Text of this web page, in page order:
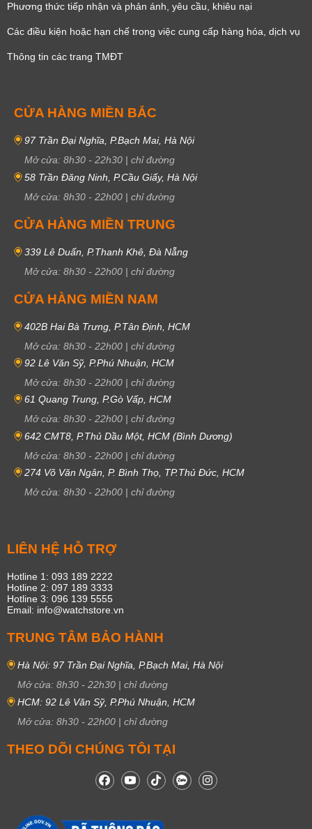
Phương thức tiếp nhận và phản ánh, yêu cầu, khiêu nại
Các điều kiện hoặc hạn chế trong việc cung cấp hàng hóa, dịch vụ
Thông tin các trang TMĐT
CỬA HÀNG MIỀN BẮC
97 Trần Đại Nghĩa, P.Bạch Mai, Hà Nội
Mở cửa: 8h30 - 22h30 | chỉ đường
58 Trần Đăng Ninh, P.Cầu Giấy, Hà Nội
Mở cửa: 8h30 - 22h00 | chỉ đường
CỬA HÀNG MIỀN TRUNG
339 Lê Duẩn, P.Thanh Khê, Đà Nẵng
Mở cửa: 8h30 - 22h00 | chỉ đường
CỬA HÀNG MIỀN NAM
402B Hai Bà Trưng, P.Tân Định, HCM
Mở cửa: 8h30 - 22h00 | chỉ đường
92 Lê Văn Sỹ, P.Phú Nhuận, HCM
Mở cửa: 8h30 - 22h00 | chỉ đường
61 Quang Trung, P.Gò Vấp, HCM
Mở cửa: 8h30 - 22h00 | chỉ đường
642 CMT8, P.Thủ Dầu Một, HCM (Bình Dương)
Mở cửa: 8h30 - 22h00 | chỉ đường
274 Võ Văn Ngân, P. Bình Thọ, TP.Thủ Đức, HCM
Mở cửa: 8h30 - 22h00 | chỉ đường
LIÊN HỆ HỖ TRỢ
Hotline 1: 093 189 2222
Hotline 2: 097 189 3333
Hotline 3: 096 139 5555
Email: info@watchstore.vn
TRUNG TÂM BẢO HÀNH
Hà Nội: 97 Trần Đại Nghĩa, P.Bạch Mai, Hà Nội
Mở cửa: 8h30 - 22h30 | chỉ đường
HCM: 92 Lê Văn Sỹ, P.Phú Nhuận, HCM
Mở cửa: 8h30 - 22h00 | chỉ đường
THEO DÕI CHÚNG TÔI TẠI